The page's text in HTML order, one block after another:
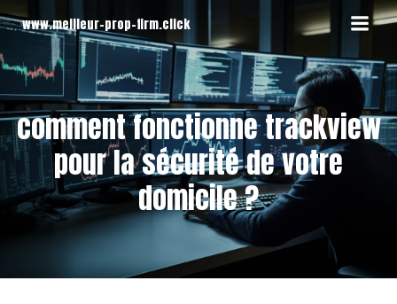
contenu
www.meilleur-prop-firm.click
comment fonctionne trackview
pour la sécurité de votre
domicile ?